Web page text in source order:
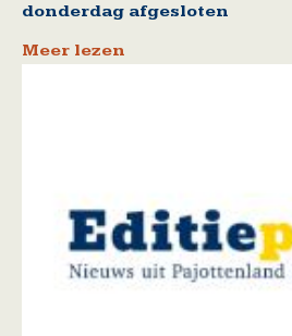
donderdag afgesloten
Meer lezen